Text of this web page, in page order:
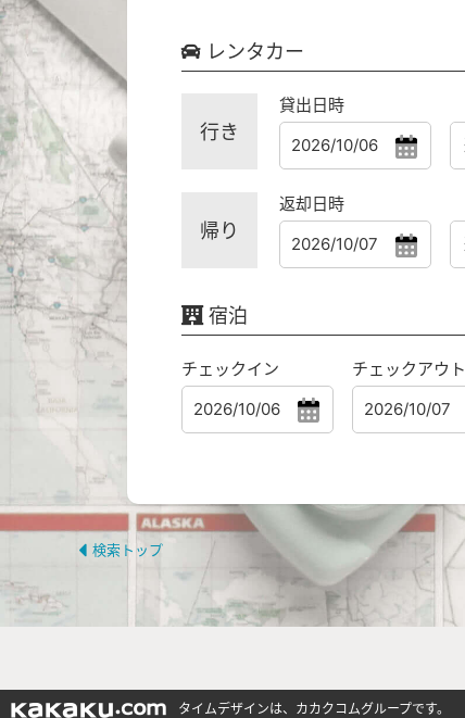
レンタカー
行き
貸出日時
帰り
返却日時
宿泊
チェックイン チェックアウト
検索トップ
タイムデザインは、カカクコムグループです。